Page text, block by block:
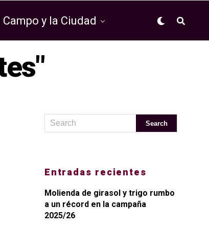
y la Ciudad
Entradas recientes
Molienda de girasol y trigo rumbo
a un récord en la campaña
2025/26